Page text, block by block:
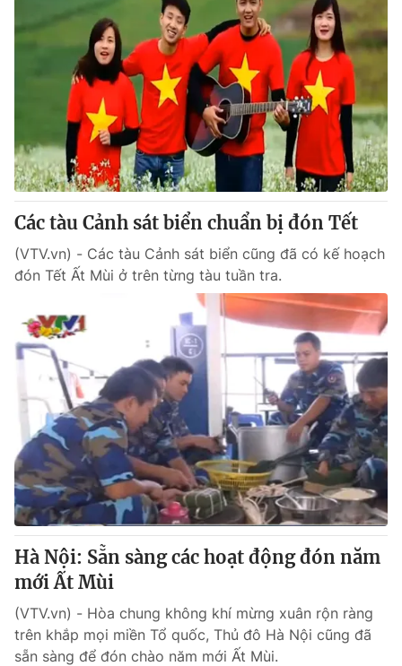
Các tàu Cảnh sát biển chuẩn bị đón Tết
(VTV.vn) - Các tàu Cảnh sát biển cũng đã có kế hoạch
đón Tết Ất Mùi ở trên từng tàu tuần tra.
Hà Nội: Sẵn sàng các hoạt động đón năm
mới Ất Mùi
(VTV.vn) - Hòa chung không khí mừng xuân rộn ràng
trên khắp mọi miền Tổ quốc, Thủ đô Hà Nội cũng đã
sẵn sàng để đón chào năm mới Ất Mùi.